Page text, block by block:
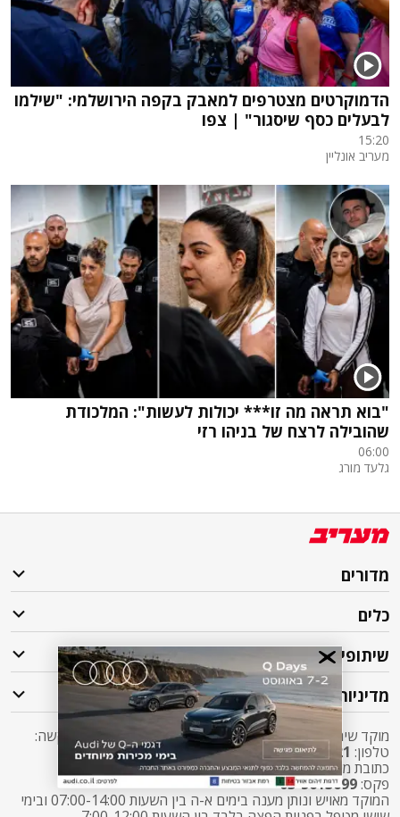
הדמוקרטים מצטרפים למאבק בקפה הירושלמי: "שילמו
לבעלים כסף שיסגור" | צפו
15:20
מעריב אונליין
"בוא תראה מה זו*** יכולות לעשות": המלכודת
שהובילה לרצח של בניהו רזי
06:00
גלעד מורג
מדורים
כלים
שיתופי פעולה
מדיניות
מוקד שירות לקוחות מעריב אליו ניתן לפנות בכל שאלה או בקשה:
טלפון: 2421* שלוחה 5 מעריב או
03-7619056
כתובת מייל:sherut@maariv.co.il
פקס:03-5613699
המוקד מאויש ונותן מענה בימים א-ה בין השעות 07:00-14:00 ובימי